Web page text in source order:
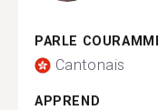
PARLE
Cantonais
APPREND